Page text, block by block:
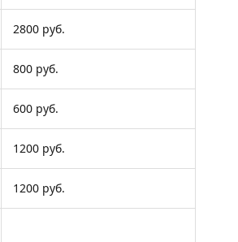
2800 руб.
800 руб.
600 руб.
1200 руб.
1200 руб.